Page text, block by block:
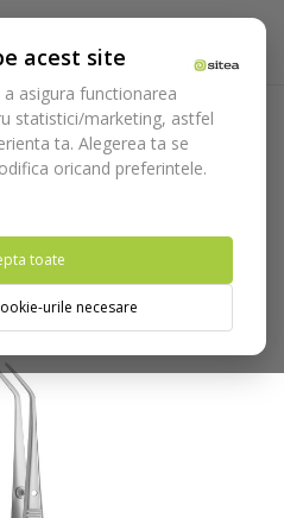
acest site
asigura functionarea
statistici/marketing, astfel
ta. Alegerea ta se
oricand preferintele.
toate
urile necesare
parodontologie si
Dalti parodontale/chirurgicale
1
din care accesati website-ul